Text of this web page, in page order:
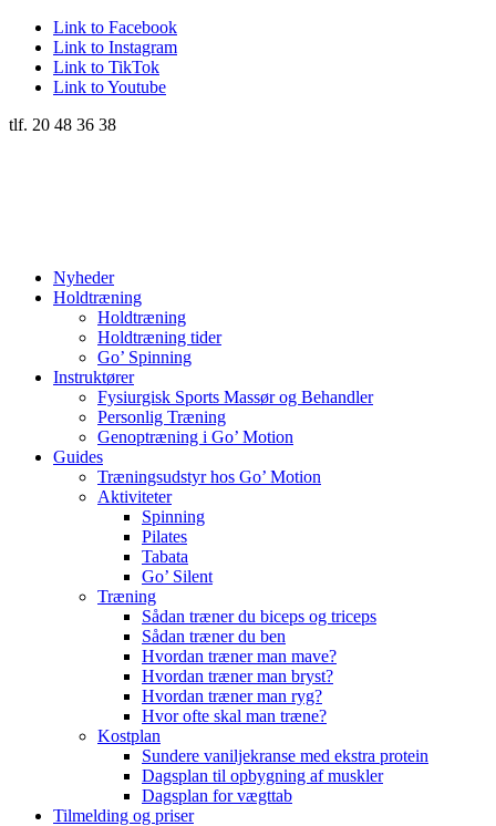
Link to Facebook
Link to Instagram
Link to TikTok
Link to Youtube
tlf. 20 48 36 38
Nyheder
Holdtræning
Holdtræning
Holdtræning tider
Go’ Spinning
Instruktører
Fysiurgisk Sports Massør og Behandler
Personlig Træning
Genoptræning i Go’ Motion
Guides
Træningsudstyr hos Go’ Motion
Aktiviteter
Spinning
Pilates
Tabata
Go’ Silent
Træning
Sådan træner du biceps og triceps
Sådan træner du ben
Hvordan træner man mave?
Hvordan træner man bryst?
Hvordan træner man ryg?
Hvor ofte skal man træne?
Kostplan
Sundere vaniljekranse med ekstra protein
Dagsplan til opbygning af muskler
Dagsplan for vægttab
Tilmelding og priser